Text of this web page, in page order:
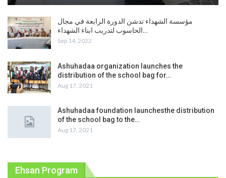
مؤسسة الشهداء تدشن الدورة الرابعة في مجال
الحاسوب لتدريب ابناء الشهداء…
Sep 14, 2022
Ashuhadaa organization launches the
distribution of the school bag for…
Aug 17, 2021
Ashuhadaa foundation launchesthe distribution
of the school bag to the…
Aug 17, 2021
Ehsan Program